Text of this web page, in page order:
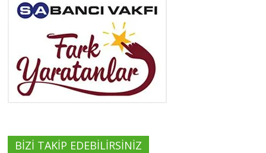
Yeşilist
Tüm yazıları görüntüle
BİZİ TAKİP EDEBİLİRSİNİZ